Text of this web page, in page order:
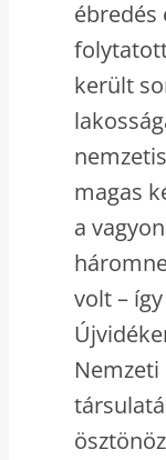
ébredés
került
magas
a
volt –
Nemzeti